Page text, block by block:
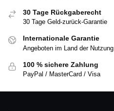
30 Tage Rückgaberecht
30 Tage Geld-zurück-Garantie
Internationale Garantie
Angeboten im Land der Nutzung
100 % sichere Zahlung
PayPal / MasterCard / Visa